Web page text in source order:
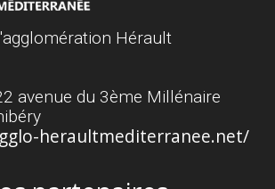
Hérault
avenue du 3ème Millénaire
heraultmediterranee.net/